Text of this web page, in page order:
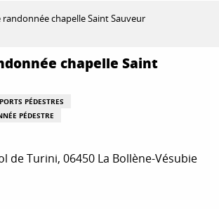
randonnée chapelle Saint Sauveur
chapelle Saint
PÉDESTRES
PÉDESTRE
de Turini, 06450 La Bollène-Vésubie
aux favoris